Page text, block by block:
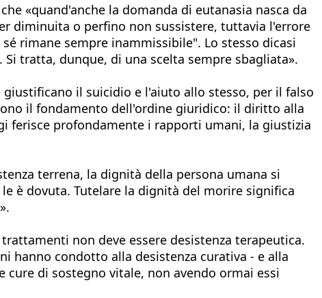
«quand'anche la domanda di eutanasia nasca da
diminuita o perfino non sussistere, tuttavia l'errore
rimane sempre inammissibile". Lo stesso dicasi
tratta, dunque, di una scelta sempre sbagliata».
il suicidio e l'aiuto allo stesso, per il falso
il fondamento dell'ordine giuridico: il diritto alla
ferisce profondamente i rapporti umani, la giustizia
terrena, la dignità della persona umana si
è dovuta. Tutelare la dignità del morire significa
non deve essere desistenza terapeutica.
hanno condotto alla desistenza curativa - e alla
di sostegno vitale, non avendo ormai essi